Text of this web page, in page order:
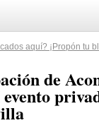
aquí? ¡Propón tu
de